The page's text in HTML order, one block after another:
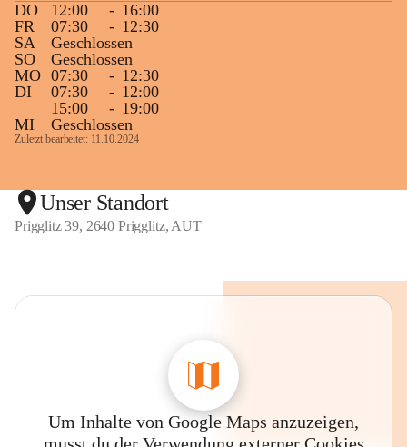
DO
12:00 - 16:00
FR
07:30 - 12:30
SA
Geschlossen
SO
Geschlossen
MO 07:30 - 12:30
DI
07:30 - 12:00
15:00
- 19:00
MI
Geschlossen
Zuletzt bearbeitet: 11.10.2024
Unser Standort
Prigglitz 39, 2640 Prigglitz, AUT
Um Inhalte von Google Maps anzuzeigen,